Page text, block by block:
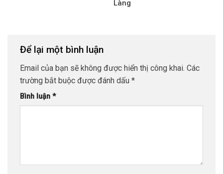
Làng
Để lại một bình luận
Email của bạn sẽ không được hiển thị công khai. Các
trường bắt buộc được đánh dấu *
Bình luận *